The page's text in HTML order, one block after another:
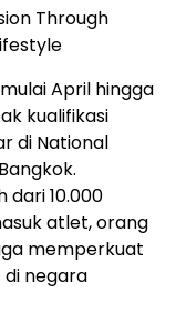
Through
April hingga
kualifikasi
di National
dari 10.000
atlet, orang
memperkuat
negara